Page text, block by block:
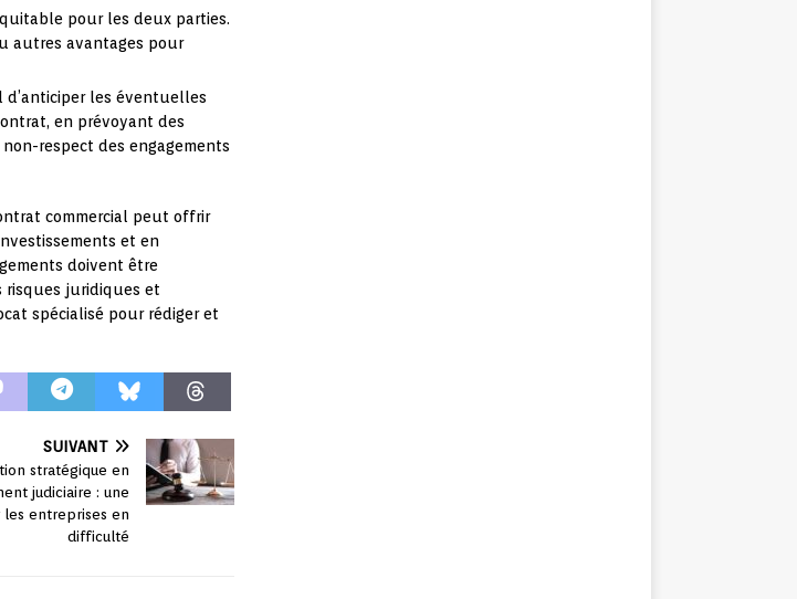
pour les deux parties.
autres avantages pour
d’anticiper les éventuelles
en prévoyant des
respect des engagements
commercial peut offrir
et en
doivent être
risques juridiques et
spécialisé pour rédiger et
SUIVANT
stratégique en
judiciaire : une
entreprises en
difficulté